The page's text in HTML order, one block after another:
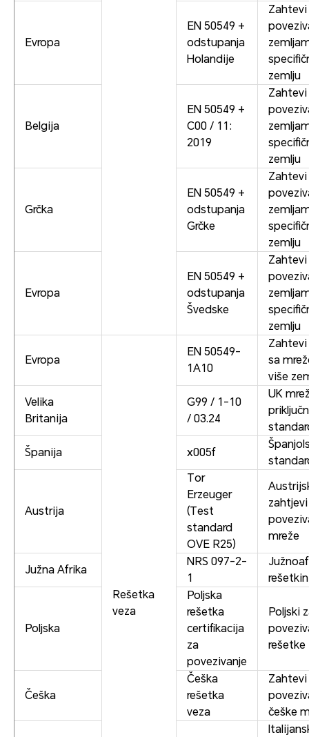
Evropa
EN 50549 +
odstupanja
Holandije
Zahtevi
zemlju
Belgija
EN 50549 +
C00 / 11:
2019
Zahtevi
zemlju
Grčka
EN 50549 +
odstupanja
Grčke
Zahtevi
zemlju
Evropa
EN 50549 +
odstupanja
Švedske
Zahtevi
zemlju
Evropa
Rešetka
veza
EN 50549-
1A10
Zahtevi
sa
više
Velika
Britanija
G99 / 1-10
/ 03.24
UK
Španija
x005f
Austrija
Tor
Erzeuger
(Test
standard
OVE R25)
mreže
Južna Afrika
NRS 097-2-
1
Poljska
Poljska
rešetka
certifikacija
za
povezivanje
Poljski
rešetke
Češka
Češka
rešetka
veza
Zahtevi
češke